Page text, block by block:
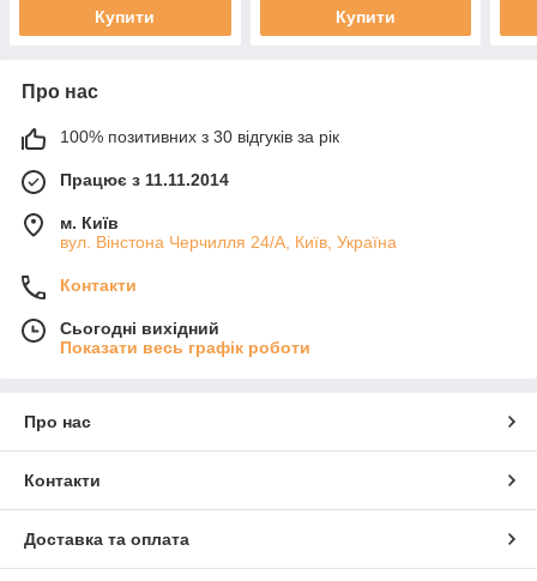
Купити Купити
Про нас
100% позитивних з 30 відгуків за рік
Працює з 11.11.2014
м. Київ
вул. Вінстона Черчилля 24/А, Київ, Україна
Контакти
Сьогодні вихідний
Показати весь графік роботи
Про нас
Контакти
Доставка та оплата